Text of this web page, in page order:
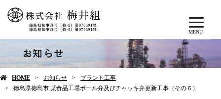
MENU
お知らせ
HOME お知らせ
プラント工事
徳島県徳島市 某食品工場ボール弁及びチャッキ弁更新工事（その６）